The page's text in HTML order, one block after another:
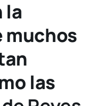
la
muchos
las